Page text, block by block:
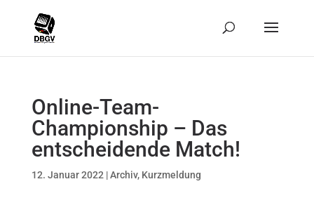
Online-Team-
Championship – Das
entscheidende Match!
12. Januar 2022 |Archiv, Kurzmeldung